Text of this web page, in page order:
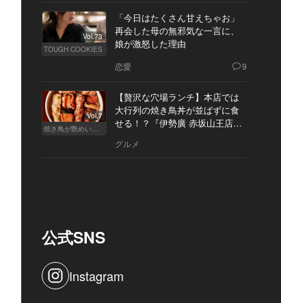
Vol.73
TOUGH COOKIES
「今日はたくさん甘えちゃお」
再会した母の無邪気な一言に、
娘が激怒した理由
恋愛 9
Vol.7
焼き鳥が艶めいてきた
【贅沢な穴場ランチ】本店では
大行列の焼き鳥丼が並ばずに食
せる！？『伊勢廣 赤坂山王店』
グルメ
公式SNS
Instagram